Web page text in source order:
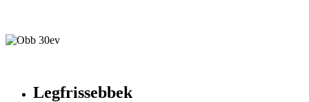
Legfrissebbek